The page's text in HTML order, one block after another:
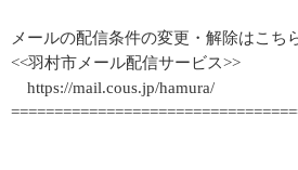
メールの配信条件の変更・解除はこち
<<羽村市メール配信サービス>>
https://mail.cous.jp/hamura/